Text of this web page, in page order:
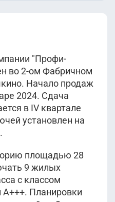
"Профи-
во 2-ом Фабричном
Начало продаж
2024. Сдача
в IV квартале
установлен на
площадью 28
9 жилых
с классом
А+++. Планировки